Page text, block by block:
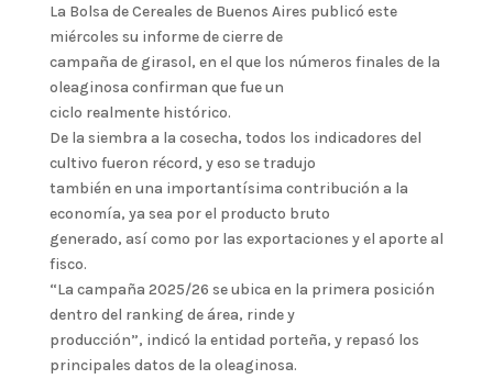
La Bolsa de Cereales de Buenos Aires publicó este
miércoles su informe de cierre de
campaña de girasol, en el que los números finales de la
oleaginosa confirman que fue un
ciclo realmente histórico.
De la siembra a la cosecha, todos los indicadores del
cultivo fueron récord, y eso se tradujo
también en una importantísima contribución a la
economía, ya sea por el producto bruto
generado, así como por las exportaciones y el aporte al
fisco.
“La campaña 2025/26 se ubica en la primera posición
dentro del ranking de área, rinde y
producción”, indicó la entidad porteña, y repasó los
principales datos de la oleaginosa.